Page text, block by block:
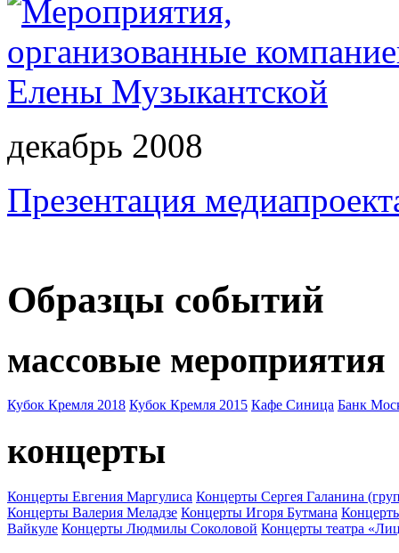
декабрь 2008
Презентация
Образцы событий
массовые мероприятия
Кубок Кремля 2018 Кубок Кремля 2015 Кафе Синица Банк
концерты
Концерты Евгения Маргулиса Концерты Сергея Галанина
Концерты Валерия Меладзе Концерты Игоря Бутмана
Вайкуле Концерты Людмилы Соколовой Концерты театра